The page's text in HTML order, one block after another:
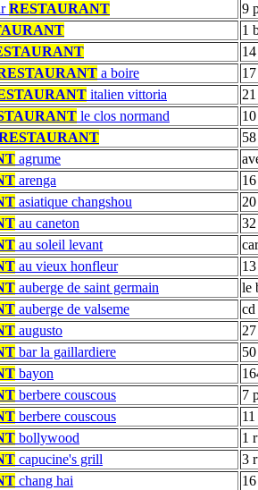
RESTAURANT
9
1
a boire
italien vittoria
le clos normand
agrume
arenga
asiatique changshou
au caneton
au soleil levant
au vieux honfleur
auberge de saint germain
le
auberge de valseme
cd
augusto
bar la gaillardiere
bayon
berbere couscous
7
berbere couscous
bollywood
1
capucine's grill
3
chang hai